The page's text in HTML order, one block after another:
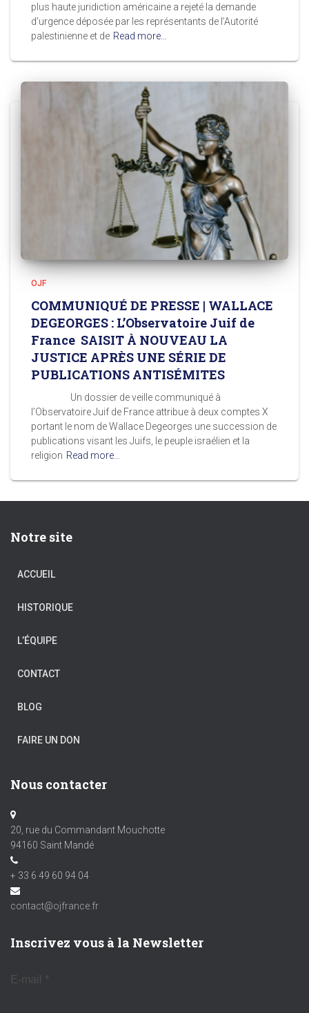
plus haute juridiction américaine a rejeté la demande
d’urgence déposée par les représentants de l’Autorité
palestinienne et de Read more…
OJF
COMMUNIQUÉ DE PRESSE | WALLACE
DEGEORGES : L’Observatoire Juif de
France SAISIT À NOUVEAU LA
JUSTICE APRÈS UNE SÉRIE DE
PUBLICATIONS ANTISÉMITES
Un dossier de veille communiqué à
l’Observatoire Juif de France attribue à deux comptes X
portant le nom de Wallace Degeorges une succession de
publications visant les Juifs, le peuple israélien et la
religion Read more…
Notre site
ACCUEIL
HISTORIQUE
L’ÉQUIPE
CONTACT
BLOG
FAIRE UN DON
Nous contacter
20, rue du Commandant Mouchotte
94160 Saint Mandé
+ 33 6 49 60 94 04
contact@ojfrance.fr
Inscrivez vous à la Newsletter
E-mail *